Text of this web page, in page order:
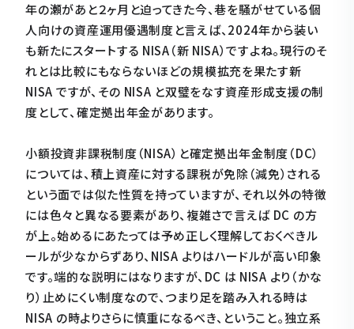
年の瀬があと２ヶ月と迫ってきた今、巷を騒がせている個
人向けの資産運用優遇制度と言えば、2024年から装い
も新たにスタートする NISA（新 NISA）ですよね。現行のそ
れとは比較にもならないほどの規模拡充を果たす新
NISA ですが、その NISA と双璧をなす資産形成支援の制
度として、確定拠出年金があります。
小額投資非課税制度（NISA）と確定拠出年金制度（DC）
については、積上資産に対する課税が免除（減免）される
という面では似た性質を持っていますが、それ以外の特徴
には色々と異なる要素があり、複雑さで言えば DC の方
が上。始めるにあたっては予め正しく理解しておくべきル
ールが少なからずあり、NISA よりはハードルが高い印象
です。端的な説明にはなりますが、DC は NISA より（かな
り）止めにくい制度なので、つまり足を踏み入れる時は
NISA の時よりさらに慎重になるべき、ということ。独立系